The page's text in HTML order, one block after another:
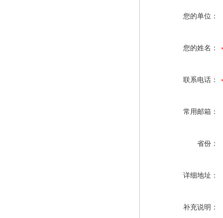
您的单位：
您的姓名：
联系电话：
常用邮箱：
省份：
详细地址：
补充说明：